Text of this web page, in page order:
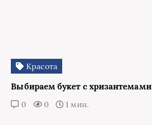
Красота
Выбираем букет с хризантемами
0 0 1 мин.